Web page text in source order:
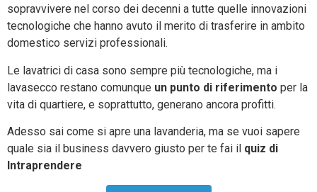
sopravvivere nel corso dei decenni a tutte quelle innovazioni
tecnologiche che hanno avuto il merito di trasferire in ambito
domestico servizi professionali.
Le lavatrici di casa sono sempre più tecnologiche, ma i
lavasecco restano comunque un punto di riferimento per la
vita di quartiere, e soprattutto, generano ancora profitti.
Adesso sai come si apre una lavanderia, ma se vuoi sapere
quale sia il business davvero giusto per te fai il quiz di
Intraprendere